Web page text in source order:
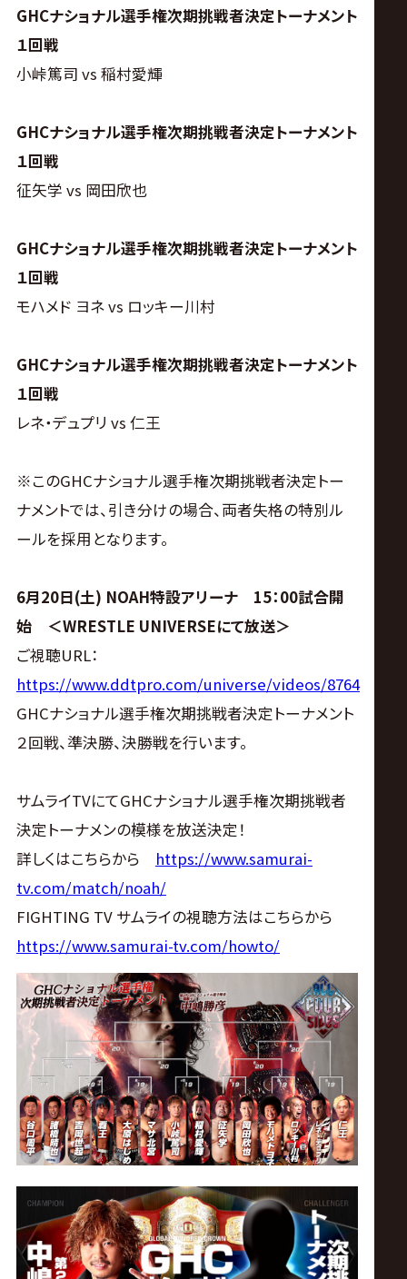
GHCナショナル選手権次期挑戦者決定トーナメント
１回戦
小峠篤司 vs 稲村愛輝
GHCナショナル選手権次期挑戦者決定トーナメント
１回戦
征矢学 vs 岡田欣也
GHCナショナル選手権次期挑戦者決定トーナメント
１回戦
モハメド ヨネ vs ロッキー川村
GHCナショナル選手権次期挑戦者決定トーナメント
１回戦
レネ・デュプリ vs 仁王
※このGHCナショナル選手権次期挑戦者決定トー
ナメントでは、引き分けの場合、両者失格の特別ル
ールを採用となります。
6月20日(土) NOAH特設アリーナ 15：00試合開
始 ＜WRESTLE UNIVERSEにて放送＞
ご視聴URL：
https://www.ddtpro.com/universe/videos/8764
GHCナショナル選手権次期挑戦者決定トーナメント
２回戦、準決勝、決勝戦を行います。
サムライTVにてGHCナショナル選手権次期挑戦者
決定トーナメンの模様を放送決定！
詳しくはこちらから https://www.samurai-
tv.com/match/noah/
FIGHTING TV サムライの視聴方法はこちらから
https://www.samurai-tv.com/howto/